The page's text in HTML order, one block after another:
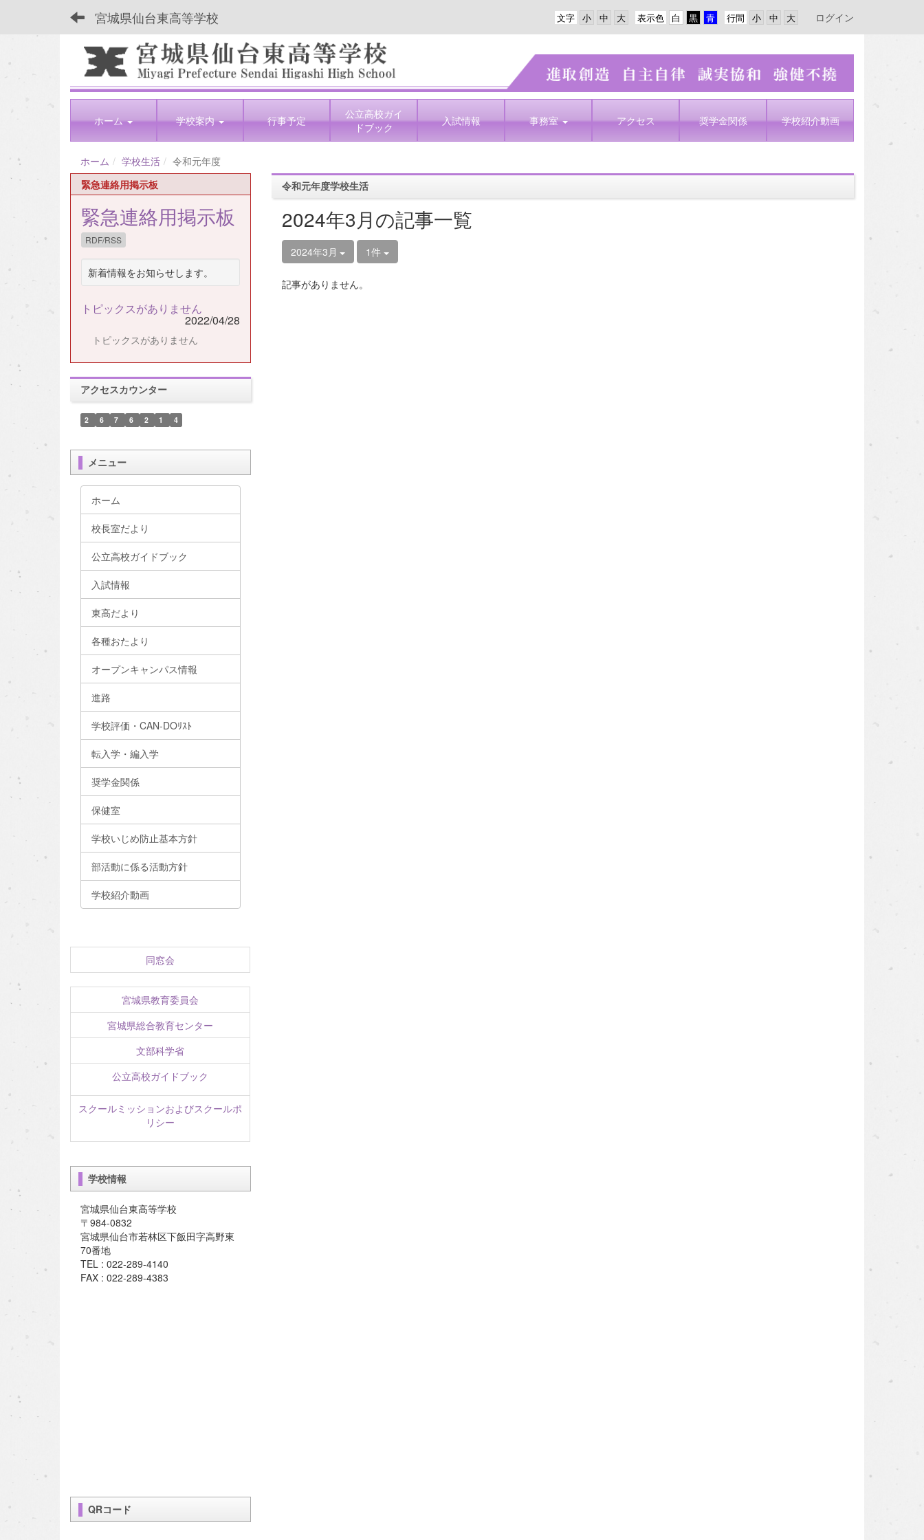
宮城県仙台東高等学校 行間
表示色
文字 ログイン
ホーム 学校案内 行事予定
公立高校ガイ
ドブック
入試情報 事務室 アクセス 奨学金関係 学校紹介動画
ホーム 学校生活
令和元年度
令和元年度学校生活
2024年3月の記事一覧
2024年3月 1件
記事がありません。
緊急連絡用掲示板
緊急連絡用掲示板
RDF/RSS
新着情報をお知らせします。
トピックスがありません
2022/04/28
トピックスがありません
アクセスカウンター
2 6 7 6 2 1 4
メニュー
ホーム
校長室だより
公立高校ガイドブック
入試情報
東高だより
各種おたより
オープンキャンパス情報
進路
学校評価・CAN-DOﾘｽﾄ
転入学・編入学
奨学金関係
保健室
学校いじめ防止基本方針
部活動に係る活動方針
学校紹介動画
同窓会
宮城県教育委員会
宮城県総合教育センター
文部科学省
公立高校ガイドブック
スクールミッションおよびスクールポ
リシー
学校情報
宮城県仙台東高等学校
〒984-0832
宮城県仙台市若林区下飯田字高野東
70番地
TEL : 022-289-4140
FAX : 022-289-4383
QRコード